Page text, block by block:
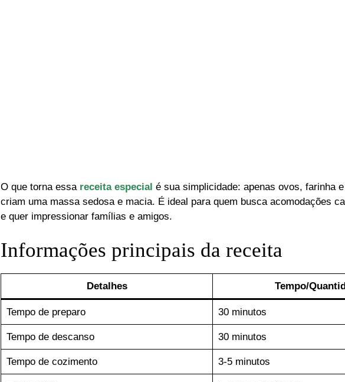
O que torna essa receita especial é sua simplicidade: apenas ovos, farinha
criam uma massa sedosa e macia. É ideal para quem busca acomodações
e quer impressionar famílias e amigos.
Informações principais da receita
Detalhes Tempo/
Tempo de preparo 30 minutos
Tempo de descanso 30 minutos
Tempo de cozimento 3-5 minutos